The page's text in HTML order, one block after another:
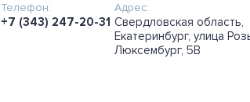
Телефон:
+7 (343) 247-20-31
Адрес:
Свердловская область,
Екатеринбург, улица
Люксембург, 5В